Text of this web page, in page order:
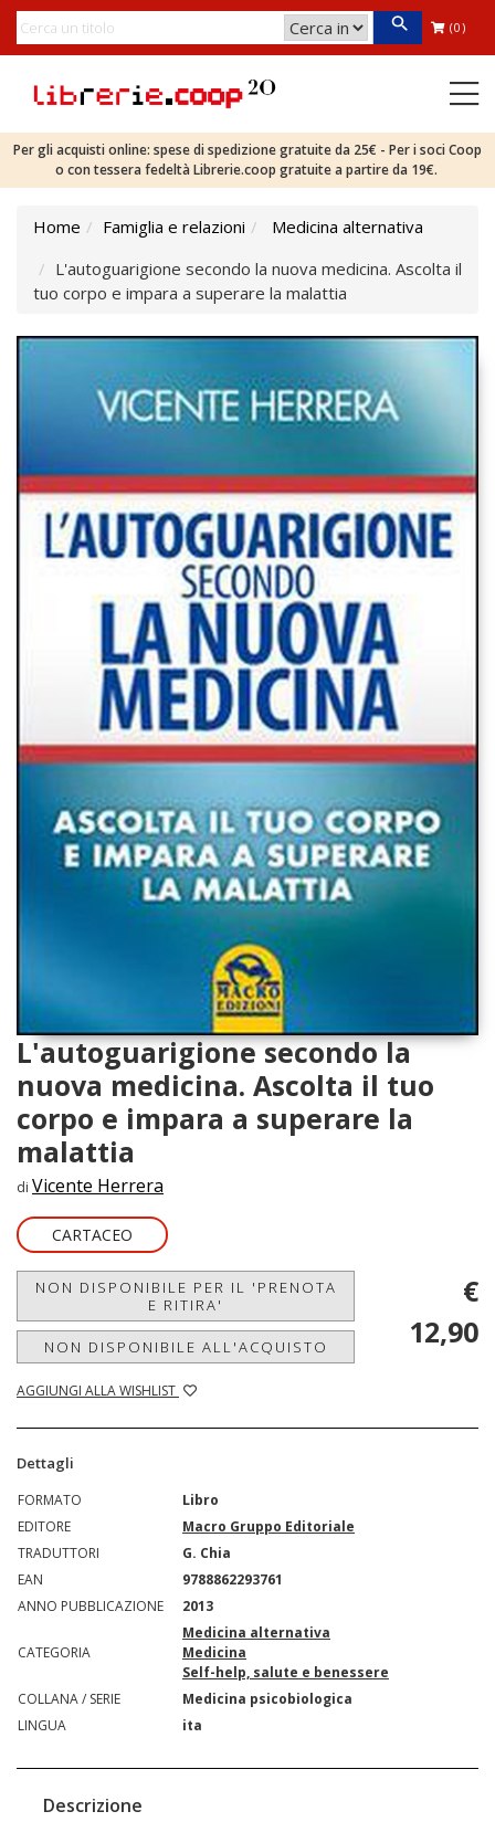
(0)
Per gli acquisti online: spese di spedizione gratuite da 25€ - Per i soci Coop
o con tessera fedeltà Librerie.coop gratuite a partire da 19€.
Home Famiglia e relazioni
Medicina alternativa
L'autoguarigione secondo la nuova medicina. Ascolta il
tuo corpo e impara a superare la malattia
L'autoguarigione secondo la
nuova medicina. Ascolta il tuo
corpo e impara a superare la
malattia
di Vicente Herrera
CARTACEO
NON DISPONIBILE PER IL 'PRENOTA
E RITIRA'
NON DISPONIBILE ALL'ACQUISTO
AGGIUNGI ALLA WISHLIST
€
12,90
Dettagli
FORMATO
Libro
EDITORE
Macro Gruppo Editoriale
TRADUTTORI
G. Chia
EAN
9788862293761
ANNO PUBBLICAZIONE
2013
CATEGORIA
Medicina alternativa
Medicina
Self-help, salute e benessere
COLLANA / SERIE
Medicina psicobiologica
LINGUA
ita
Descrizione